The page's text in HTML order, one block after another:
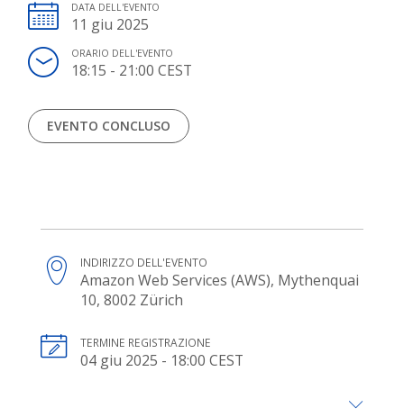
DATA DELL'EVENTO
11 giu 2025
ORARIO DELL'EVENTO
18:15 - 21:00 CEST
EVENTO CONCLUSO
INDIRIZZO DELL'EVENTO
Amazon Web Services (AWS), Mythenquai
10, 8002 Zürich
TERMINE REGISTRAZIONE
04 giu 2025 - 18:00 CEST